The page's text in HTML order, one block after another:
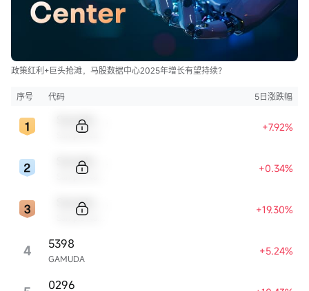
政策红利+巨头抢滩，马股数据中心2025年增长有望持续？
序号 代码 5日涨跌幅
+7.92%
+0.34%
+19.30%
4 GAMUDA
5398 +5.24%
0296